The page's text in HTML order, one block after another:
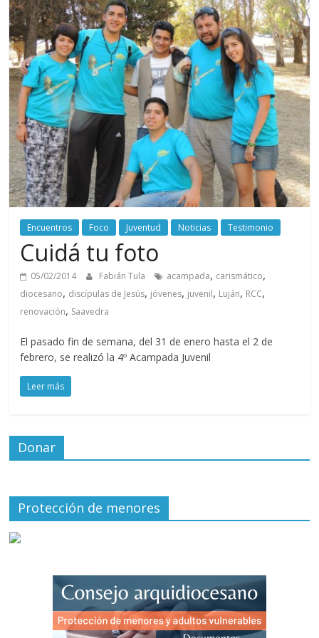
Encuentros Foco Juventud Noticias Testimonio
Cuidá tu foto
05/02/2014 Fabián Tula acampada, carismático,
diocesano, discípulas de Jesús, jóvenes, juvenil, Luján, RCC,
renovación, Saavedra
El pasado fin de semana, del 31 de enero hasta el 2 de
febrero, se realizó la 4º Acampada Juvenil
Leer más
Donar
Protección de menores